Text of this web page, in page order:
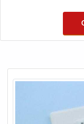
alguém pesquisar
Cards. Uma empresa